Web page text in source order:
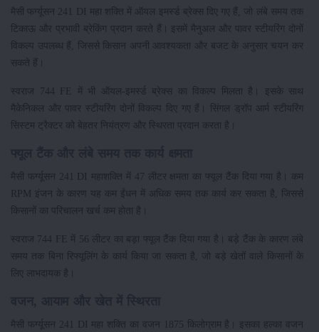
मैसी फर्ग्यूसन 241 DI महा शक्ति में ऑयल इमर्स्ड ब्रेक्स दिए गए हैं, जो लंबे समय तक
टिकाऊ और प्रभावी ब्रेकिंग प्रदान करते हैं। इसमें मैनुअल और पावर स्टीयरिंग दोनों
विकल्प उपलब्ध हैं, जिससे किसान अपनी आवश्यकता और बजट के अनुसार चयन कर
सकते हैं।
स्वराज 744 FE में भी ऑयल-इमर्स्ड ब्रेक्स का विकल्प मिलता है। इसके साथ
मैकेनिकल और पावर स्टीयरिंग दोनों विकल्प दिए गए हैं। सिंगल ड्रॉप आर्म स्टीयरिंग
सिस्टम ट्रैक्टर को बेहतर नियंत्रण और स्थिरता प्रदान करता है।
मैसी फर्ग्यूसन 241 DI महाशक्ति में 47 लीटर क्षमता का फ्यूल टैंक दिया गया है। कम
RPM इंजन के कारण यह कम ईंधन में अधिक समय तक कार्य कर सकता है, जिससे
किसानों का परिचालन खर्च कम होता है।
स्वराज 744 FE में 56 लीटर का बड़ा फ्यूल टैंक दिया गया है। बड़े टैंक के कारण लंबे
समय तक बिना रिफ्यूलिंग के कार्य किया जा सकता है, जो बड़े खेतों वाले किसानों के
लिए लाभदायक है।
मैसी फर्ग्यूसन 241 DI महा शक्ति का वजन 1875 किलोग्राम है। इसका हल्का वजन